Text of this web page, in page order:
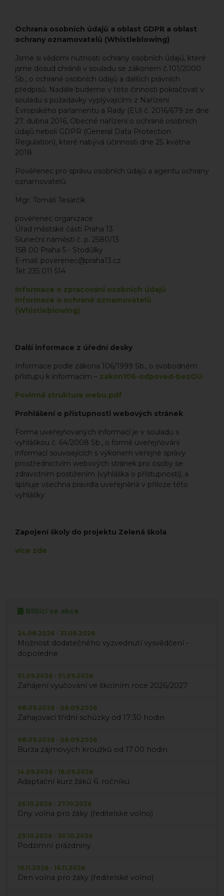
Ochrana osobních údajů a oblast GDPR a oblast
ochrany oznamovatelů (Whistleblowing)
Jsme si vědomi nutnosti ochrany osobních údajů, které
jsme dosud chránili v souladu se zákonem č.101/2000
Sb., o ochraně osobních údajů a dalších právních
předpisů. Nadále budeme v této činnosti pokračovat v
souladu s požadavky vyplývajícími z Nařízení
Evropského parlamentu a Rady (EU) č. 2016/679 ze dne
27. dubna 2016, Obecné nařízení o ochraně osobních
údajů neboli GDPR (General Data Protection
Regulation), které nabývá účinnosti dne 25. května
2018.
Pověřenec pro správu osobních údajů a agentu ochrany
oznamovatelů:
Mgr. Tomáš Tesarčík
pověřenec organizace
Úřad městské části Praha 13
Sluneční náměstí č. p. 2580/13
158 00 Praha 5 - Stodůlky
E-mail: poverenec@praha13.cz
Tel: 235 011 514
Informace o zpracování osobních údajů
Informace o ochraně oznamovatelů
(Whistleblowing)
Další informace z úřední desky
Informace podle zákona 106/1999 Sb., o svobodném
přístupu k informacím – zakon106-odpoved-bezOU
Povinná struktura webu.pdf
Prohlášení o přístupnosti webových stránek
Forma uveřejňovaných informací je v souladu s
vyhláškou č. 64/2008 Sb., o formě uveřejňování
informací souvisejících s výkonem veřejné správy
prostřednictvím webových stránek pro osoby se
zdravotním postižením (vyhláška o přístupnosti), a
splňuje všechna pravidla uveřejněná v příloze této
vyhlášky.
Zapojení školy do projektu Zelená škola
více zde
Blížící se akce
24.08.2026 - 31.08.2026
Možnost dodatečného vyzvednutí vysvědčení -
dopoledne
01.09.2026 - 01.09.2026
Zahájení vyučování ve školním roce 2026/2027
08.09.2026 - 08.09.2026
Zahajovací třídní schůzky od 17:30 hodin
08.09.2026 - 08.09.2026
Burza zájmových kroužků od 17:00 hodin
14.09.2026 - 18.09.2026
Adaptační kurz žáků 6. ročníku
26.10.2026 - 27.10.2026
Dny volna pro žáky (ředitelské volno)
29.10.2026 - 30.10.2026
Podzimní prázdniny
16.11.2026 - 16.11.2026
Den volna pro žáky (ředitelské volno)